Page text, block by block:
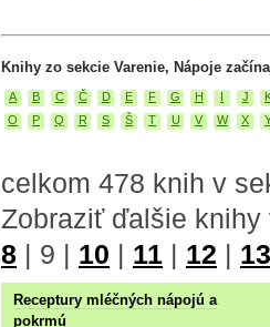
Knihy zo sekcie Varenie, Nápoje
A B C Č D E F G H I J
O
P Q R S Š T U V W X
celkom 478 knih v
Zobraziť ďalšie
8 | 9 | 10 | 11 | 12 | 13
Receptury mléčných nápojú a
pokrmú